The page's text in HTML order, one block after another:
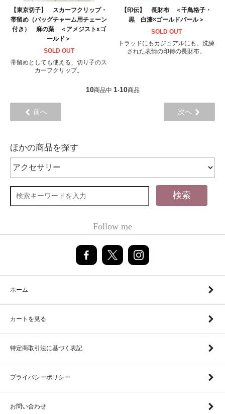
【東京切子】 スカーフクリップ・
帯留め（バッグチャーム用チェーン
付き） 麻の葉 ＜アメジストxゴ
ールド＞
SOLD OUT
帯留めとしても使える、切り子のス
カーフクリップ。
【印伝】 長財布 ＜千鳥格子・
黒 白漆×ゴールドパール＞
SOLD OUT
トラッドにもカジュアルにも。洗練
された表情の印傅の長財布。
10商品中 1-10商品
前へ 次へ
ほかの商品を探す
検索
Follow me
ホーム
カートを見る
特定商取引法に基づく表記
プライバシーポリシー
お問い合わせ